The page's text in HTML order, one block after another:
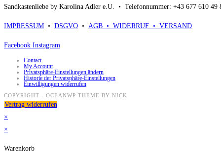
Sandkastenliebe by Karolina Adler e.U. • Telefonnummer: +43 677 610
IMPRESSUM • DSGVO • AGB • WIDERRUF • VERSAND
Facebook Instagram
Contact
My Account
Privatsphäre-Einstellungen ändern
Historie der Privatsphäre-Einstellungen
Einwilligungen widerrufen
COPYRIGHT - OCEANWP THEME BY NICK
Vertrag widerrufen
×
×
Warenkorb